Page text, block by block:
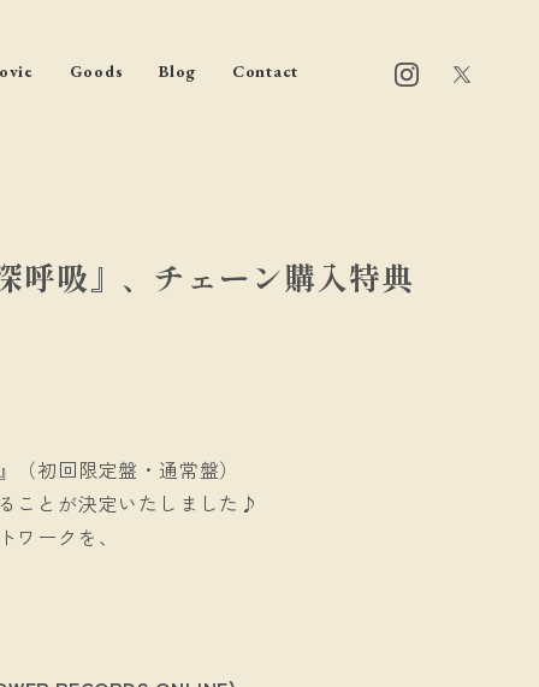
Goods Blog Contact
呼吸』、チェーン購入特典
初回限定盤・通常盤）
ことが決定いたしました♪
ークを、